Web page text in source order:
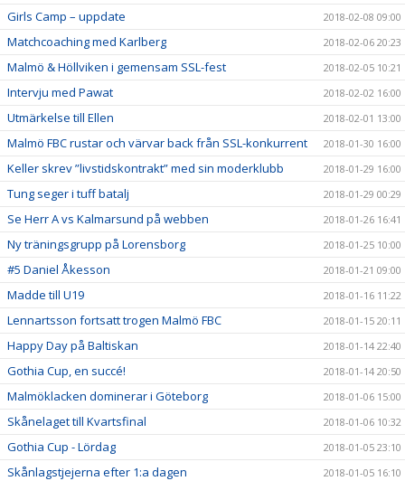
Girls Camp – uppdate 2018-02-08 09:00
Matchcoaching med Karlberg 2018-02-06 20:23
Malmö & Höllviken i gemensam SSL-fest 2018-02-05 10:21
Intervju med Pawat 2018-02-02 16:00
Utmärkelse till Ellen 2018-02-01 13:00
Malmö FBC rustar och värvar back från SSL-konkurrent 2018-01-30 16:00
Keller skrev ”livstidskontrakt” med sin moderklubb 2018-01-29 16:00
Tung seger i tuff batalj 2018-01-29 00:29
Se Herr A vs Kalmarsund på webben 2018-01-26 16:41
Ny träningsgrupp på Lorensborg 2018-01-25 10:00
#5 Daniel Åkesson 2018-01-21 09:00
Madde till U19 2018-01-16 11:22
Lennartsson fortsatt trogen Malmö FBC 2018-01-15 20:11
Happy Day på Baltiskan 2018-01-14 22:40
Gothia Cup, en succé! 2018-01-14 20:50
Malmöklacken dominerar i Göteborg 2018-01-06 15:00
Skånelaget till Kvartsfinal 2018-01-06 10:32
Gothia Cup - Lördag 2018-01-05 23:10
Skånlagstjejerna efter 1:a dagen 2018-01-05 16:10